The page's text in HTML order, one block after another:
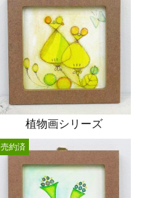
植物画シリーズ
売約済